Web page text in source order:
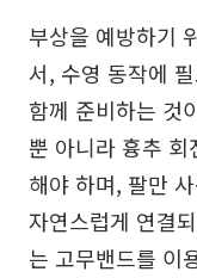
부상을 예방하기
서, 수영 동작에
함께 준비하는 것
뿐 아니라 흉추
해야 하며, 팔만
자연스럽게 연결
는 고무밴드를 이